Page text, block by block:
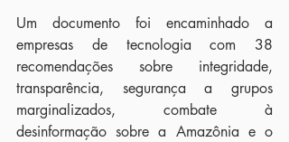
Um documento foi encaminhado a
empresas de tecnologia com 38
recomendações sobre integridade,
transparência, segurança a grupos
marginalizados, combate à
desinformação sobre a Amazônia e o